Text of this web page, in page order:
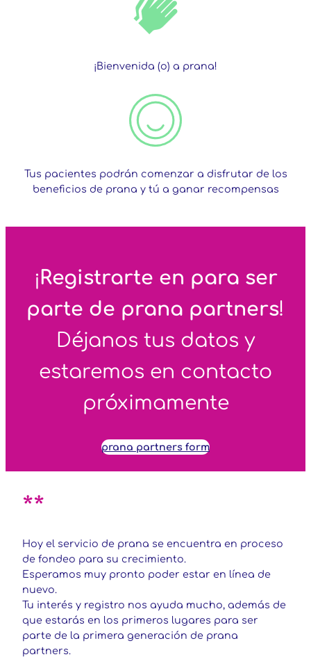
¡Bienvenida (o) a prana!
Tus pacientes podrán comenzar a disfrutar de los
beneficios de prana y tú a ganar recompensas
¡Registrarte en para ser
parte de prana partners!
Déjanos tus datos y
estaremos en contacto
próximamente
prana partners form
**
Hoy el servicio de prana se encuentra en proceso
de fondeo para su crecimiento.
Esperamos muy pronto poder estar en línea de
nuevo.
Tu interés y registro nos ayuda mucho, además de
que estarás en los primeros lugares para ser
parte de la primera generación de prana
partners.